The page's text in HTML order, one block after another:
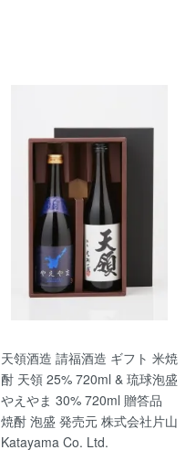
天領酒造 請福酒造 ギフト 米焼
酎 天領 25% 720ml & 琉球泡盛
やえやま 30% 720ml 贈答品
焼酎 泡盛 発売元 株式会社片山
Katayama Co. Ltd.